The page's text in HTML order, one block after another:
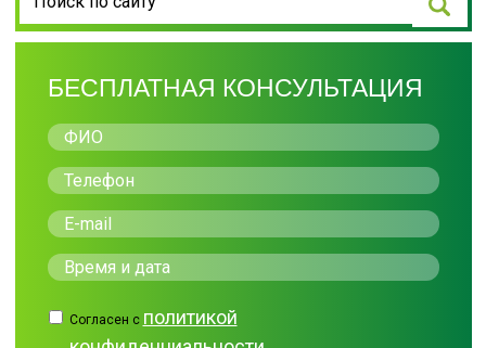
БЕСПЛАТНАЯ КОНСУЛЬТАЦИЯ
Согласен с политикой